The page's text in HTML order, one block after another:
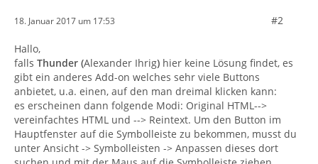
18. Januar 2017 um 17:53 #2
Hallo,
falls Thunder (Alexander Ihrig) hier keine Lösung findet, es
gibt ein anderes Add-on welches sehr viele Buttons
anbietet, u.a. einen, auf den man dreimal klicken kann:
es erscheinen dann folgende Modi: Original HTML-->
vereinfachtes HTML und --> Reintext. Um den Button im
Hauptfenster auf die Symbolleiste zu bekommen, musst du
unter Ansicht -> Symbolleisten -> Anpassen dieses dort